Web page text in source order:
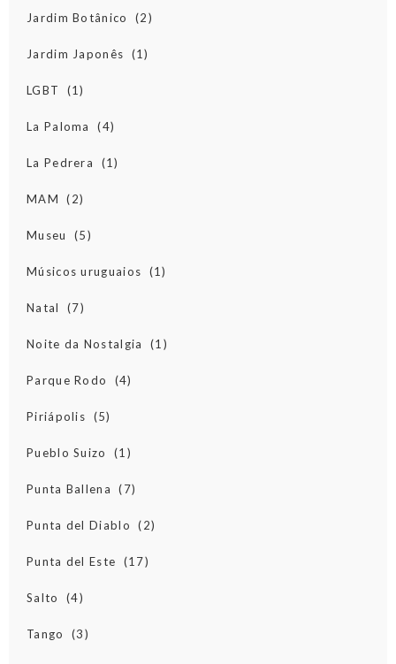
Jardim Botânico (2)
Jardim Japonês (1)
LGBT (1)
La Paloma (4)
La Pedrera (1)
MAM (2)
Museu (5)
Músicos uruguaios (1)
Natal (7)
Noite da Nostalgia (1)
Parque Rodo (4)
Piriápolis (5)
Pueblo Suizo (1)
Punta Ballena (7)
Punta del Diablo (2)
Punta del Este (17)
Salto (4)
Tango (3)